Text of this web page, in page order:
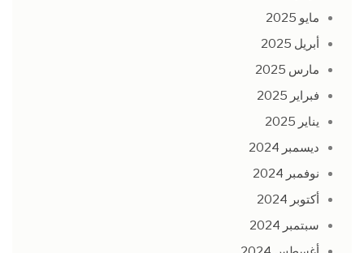
مايو 2025
أبريل 2025
مارس 2025
فبراير 2025
يناير 2025
ديسمبر 2024
نوفمبر 2024
أكتوبر 2024
سبتمبر 2024